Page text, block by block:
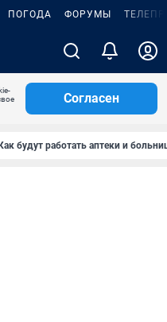
ПОГОДА ФОРУМЫ
Согласен
Как будут работать аптеки и